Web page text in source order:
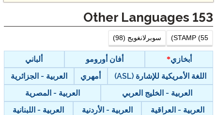
153
STAMP (55) سوبرلانغويج (98)
أبخازي أفان أورومو
ألباني
اللغة الأمريكية للإشارة (ASL)
أمهري
العربية - الجزائرية
العربية - الخليج العربي
العربية - المصرية
العربية - العراقية
العربية - الأردنية
العربية - اللبنانية